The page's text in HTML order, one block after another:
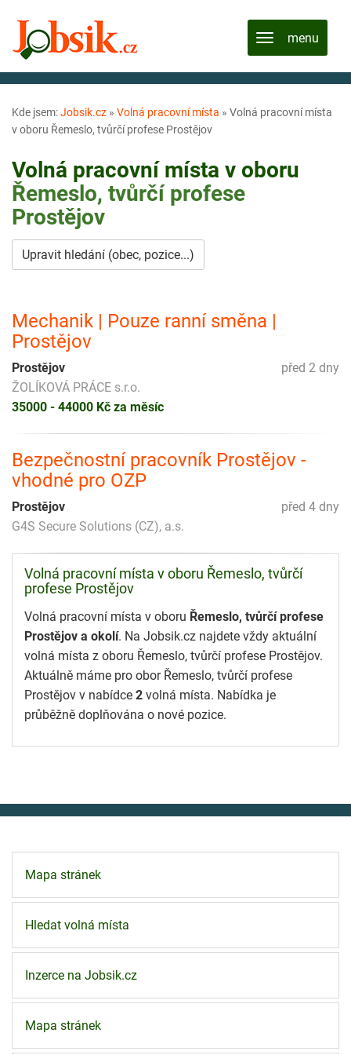
Kde jsem:Jobsik.cz » Volná pracovní místa » Volná pracovní místa
v oboru Řemeslo, tvůrčí profese Prostějov
Volná pracovní místa v oboru
Řemeslo, tvůrčí profese
Prostějov
Upravit hledání (obec, pozice...)
Mechanik | Pouze ranní směna |
Prostějov
před 2 dny
Prostějov
ŽOLÍKOVÁ PRÁCE s.r.o.
35000 - 44000 Kč za měsíc
Bezpečnostní pracovník Prostějov -
vhodné pro OZP
před 4 dny
Prostějov
G4S Secure Solutions (CZ), a.s.
Volná pracovní místa v oboru Řemeslo, tvůrčí
profese Prostějov
Volná pracovní místa v oboru Řemeslo, tvůrčí profese
Prostějov a okolí. Na Jobsik.cz najdete vždy aktuální
volná místa z oboru Řemeslo, tvůrčí profese Prostějov.
Aktuálně máme pro obor Řemeslo, tvůrčí profese
Prostějov v nabídce 2 volná místa. Nabídka je
průběžně doplňována o nové pozice.
Mapa stránek
Hledat volná místa
Inzerce na Jobsik.cz
Mapa stránek